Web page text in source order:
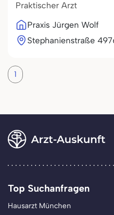
Praktischer Arzt
Praxis Jürgen Wolf
Stephanienstraße 49
1
Top Suchanfragen
Hausarzt München